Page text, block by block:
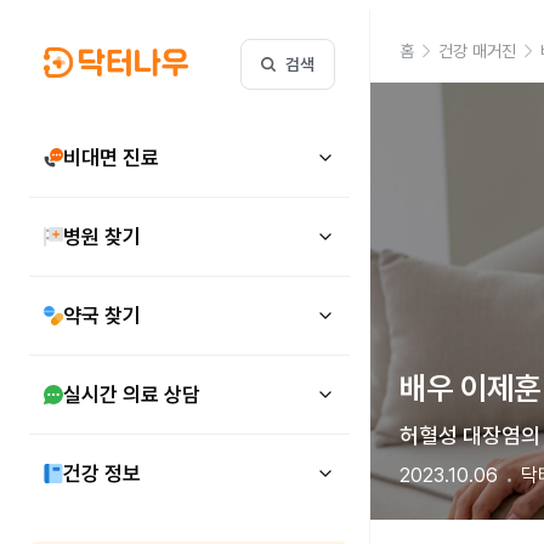
검색
비대면 진료
병원 찾기
약국 찾기
실시간 의료 상담
건강 정보
홈 건강 매거진
배우 이제
허혈성 대장염
2023.10.06 닥